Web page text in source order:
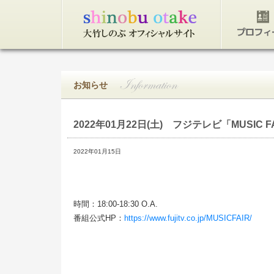
お知らせ
2022年01月22日(土) フジテレビ「MUSIC
2022年01月15日
時間：18:00-18:30 O.A.
番組公式HP： https://www.fujitv.co.jp/MUSICFAIR/